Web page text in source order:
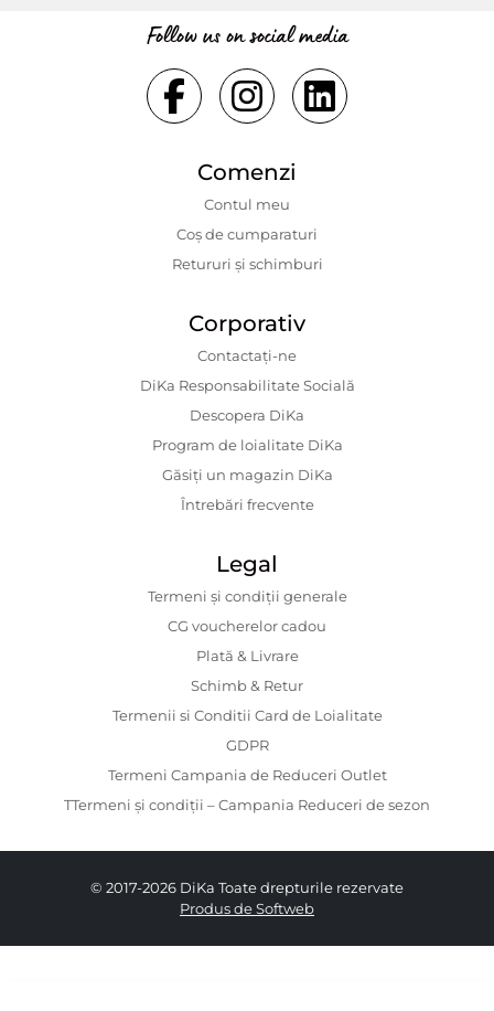
Follow us on social media
Comenzi
Contul meu
Coș de cumparaturi
Retururi și schimburi
Corporativ
Contactaţi-ne
DiKa Responsabilitate Socială
Descopera DiKa
Program de loialitate DiKa
Găsiți un magazin DiKa
Întrebări frecvente
Legal
Termeni și condiții generale
CG voucherelor cadou
Plată & Livrare
Schimb & Retur
Termenii si Conditii Card de Loialitate
GDPR
Termeni Campania de Reduceri Outlet
TTermeni și condiții – Campania Reduceri de sezon
© 2017-2026 DiKa Toate drepturile rezervate
Produs de Softweb